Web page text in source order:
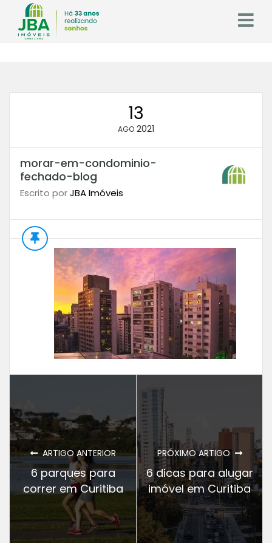
13
AGO 2021
morar-em-condominio-
fechado-blog
Escrito porJBA Imóveis
ARTIGO ANTERIOR
6 parques para
correr em Curitiba
PRÓXIMO ARTIGO
6 dicas para alugar
imóvel em Curitiba